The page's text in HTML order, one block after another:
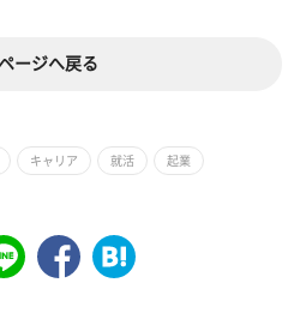
ージへ戻る
キャリア 就活 起業